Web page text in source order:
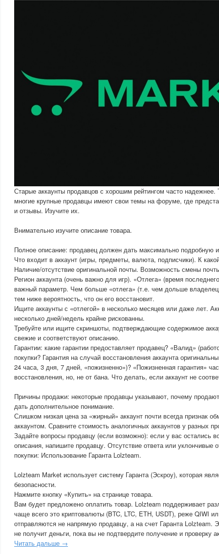
Старые аккаунты продавцов с хорошим рейтингом часто
многие крупные продавцы имеют свои темы на форуме, где
и отзывы. Изучите их.
Внимательно изучите описание товара.
Полное описание: продавец должен дать максимально подробную
Что входит в аккаунт (игры, предметы, валюта, подписчики). К
Наличие/отсутствие оригинальной почты. Возможность смены
Регион аккаунта (очень важно для игр). «Отлега» (время
важный параметр. Чем больше «отлега» (т.е. чем дольше владелец
тем ниже вероятность, что он его восстановит.
Ищите аккаунты с «отлегой» в несколько месяцев или даже лет.
несколько дней/недель крайне рискованны.
Требуйте или ищите скриншоты, подтверждающие содержимое
свежие и соответствуют описанию.
Гарантии: какие гарантии предоставляет продавец? «Валид»
покупки? Гарантия на случай восстановления аккаунта
24 часа, 3 дня, 7 дней, «пожизненно»)? «Пожизненная гарантия»
восстановления, но, не от бана. Что делать, если аккаунт не
Причины продажи: некоторые продавцы указывают, почему
дать дополнительное понимание.
Слишком низкая цена за «жирный» аккаунт почти всегда признак
аккаунтом. Сравните стоимость аналогичных аккаунтов у разных
Задайте вопросы продавцу (если возможно): если у вас остались
описания, напишите продавцу. Отсутствие ответа или уклончивые
покупки: Использование Гаранта Lolzteam.
Lolzteam Market использует систему Гаранта (Эскроу), которая
безопасности.
Нажмите кнопку «Купить» на странице товара.
Вам будет предложено оплатить товар. Lolzteam поддерживает
чаще всего это криптовалюты (BTC, LTC, ETH, USDT), реже QIWI
отправляются не напрямую продавцу, а на счет Гаранта Lolzteam.
не получит деньги, пока вы не подтвердите получение и проверку
Читать дальше →